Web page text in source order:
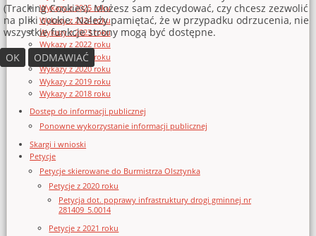
Wykazy z 2025 roku
Wykazy z 2024 roku
Wykazy z 2023 roku
Wykazy z 2022 roku
Wykazy z 2021 roku
Wykazy z 2020 roku
Wykazy z 2019 roku
Wykazy z 2018 roku
Dostęp do informacji publicznej
Ponowne wykorzystanie informacji publicznej
Skargi i wnioski
Petycje
Petycje skierowane do Burmistrza Olsztynka
Petycje z 2020 roku
Petycja dot. poprawy infrastruktury drogi gminnej nr
281409_5.0014
Petycje z 2021 roku
(Tracking Cookies). Możesz sam zdecydować, czy chcesz zezwolić
na pliki cookie. Należy pamiętać, że w przypadku odrzucenia, nie
wszystkie funkcje strony mogą być dostępne.
OK
ODMAWIAĆ